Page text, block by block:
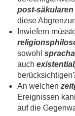
post-säkularen
diese
Inwiefern
sowohl
auch
An welchen
Ereignissen
auf die